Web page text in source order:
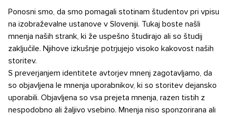
Ponosni smo, da smo pomagali stotinam študentov pri vpisu
na izobraževalne ustanove v Sloveniji. Tukaj boste našli
mnenja naših strank, ki že uspešno študirajo ali so študij
zaključile. Njihove izkušnje potrjujejo visoko kakovost naših
storitev.
S preverjanjem identitete avtorjev mnenj zagotavljamo, da
so objavljena le mnenja uporabnikov, ki so storitev dejansko
uporabili. Objavljena so vsa prejeta mnenja, razen tistih z
nespodobno ali žaljivo vsebino. Mnenja niso sponzorirana ali